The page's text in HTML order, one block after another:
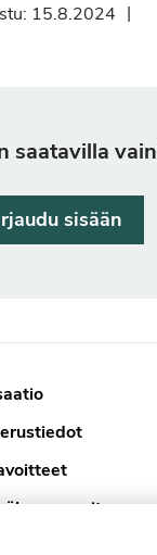
15.8.2024 |
saatavilla
sisään